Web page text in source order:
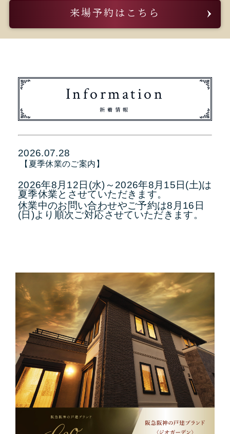
来場予約はこちら
Information
新着情報
2026.07.28
【夏季休業のご案内】
2026年8月12日(水)～2026年8月15日(土)は
夏季休業とさせていただきます。
休業中のお問い合わせやご予約は8月16日
(日)より順次ご対応させていただきます。
資料請求者様限定 予約制事前案内会開催
中!!